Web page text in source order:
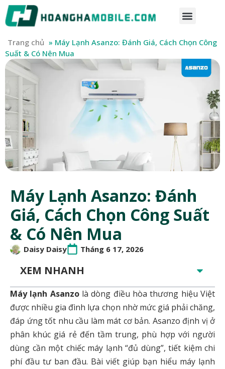
Trang chủ » Máy Lạnh Asanzo: Đánh Giá, Cách Chọn Công
Suất & Có Nên Mua
Máy Lạnh Asanzo: Đánh
Giá, Cách Chọn Công Suất
& Có Nên Mua
Daisy Daisy Tháng 6 17, 2026
XEM NHANH
Máy lạnh Asanzolà dòng điều hòa thương hiệu Việt
được nhiều gia đình lựa chọn nhờ mức giá phải chăng,
đáp ứng tốt nhu cầu làm mát cơ bản. Asanzo định vị ở
phân khúc giá rẻ đến tầm trung, phù hợp với người
dùng cần một chiếc máy lạnh “đủ dùng”, tiết kiệm chi
phí đầu tư ban đầu. Bài viết giúp bạn hiểu máy lạnh